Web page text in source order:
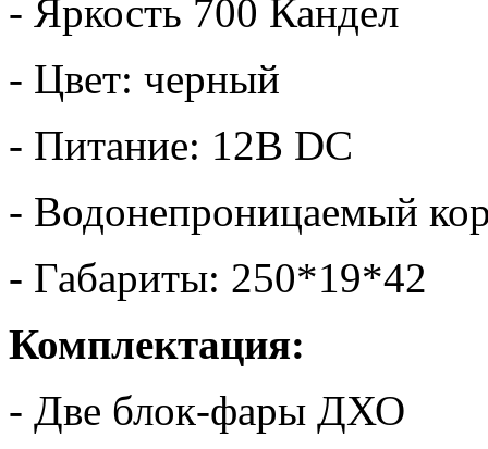
- Яркость 700 Кандел
- Цвет: черный
- Питание: 12В DC
- Водонепроницаемый
- Габариты: 250*19*42
Комплектация:
- Две блок-фары ДХО